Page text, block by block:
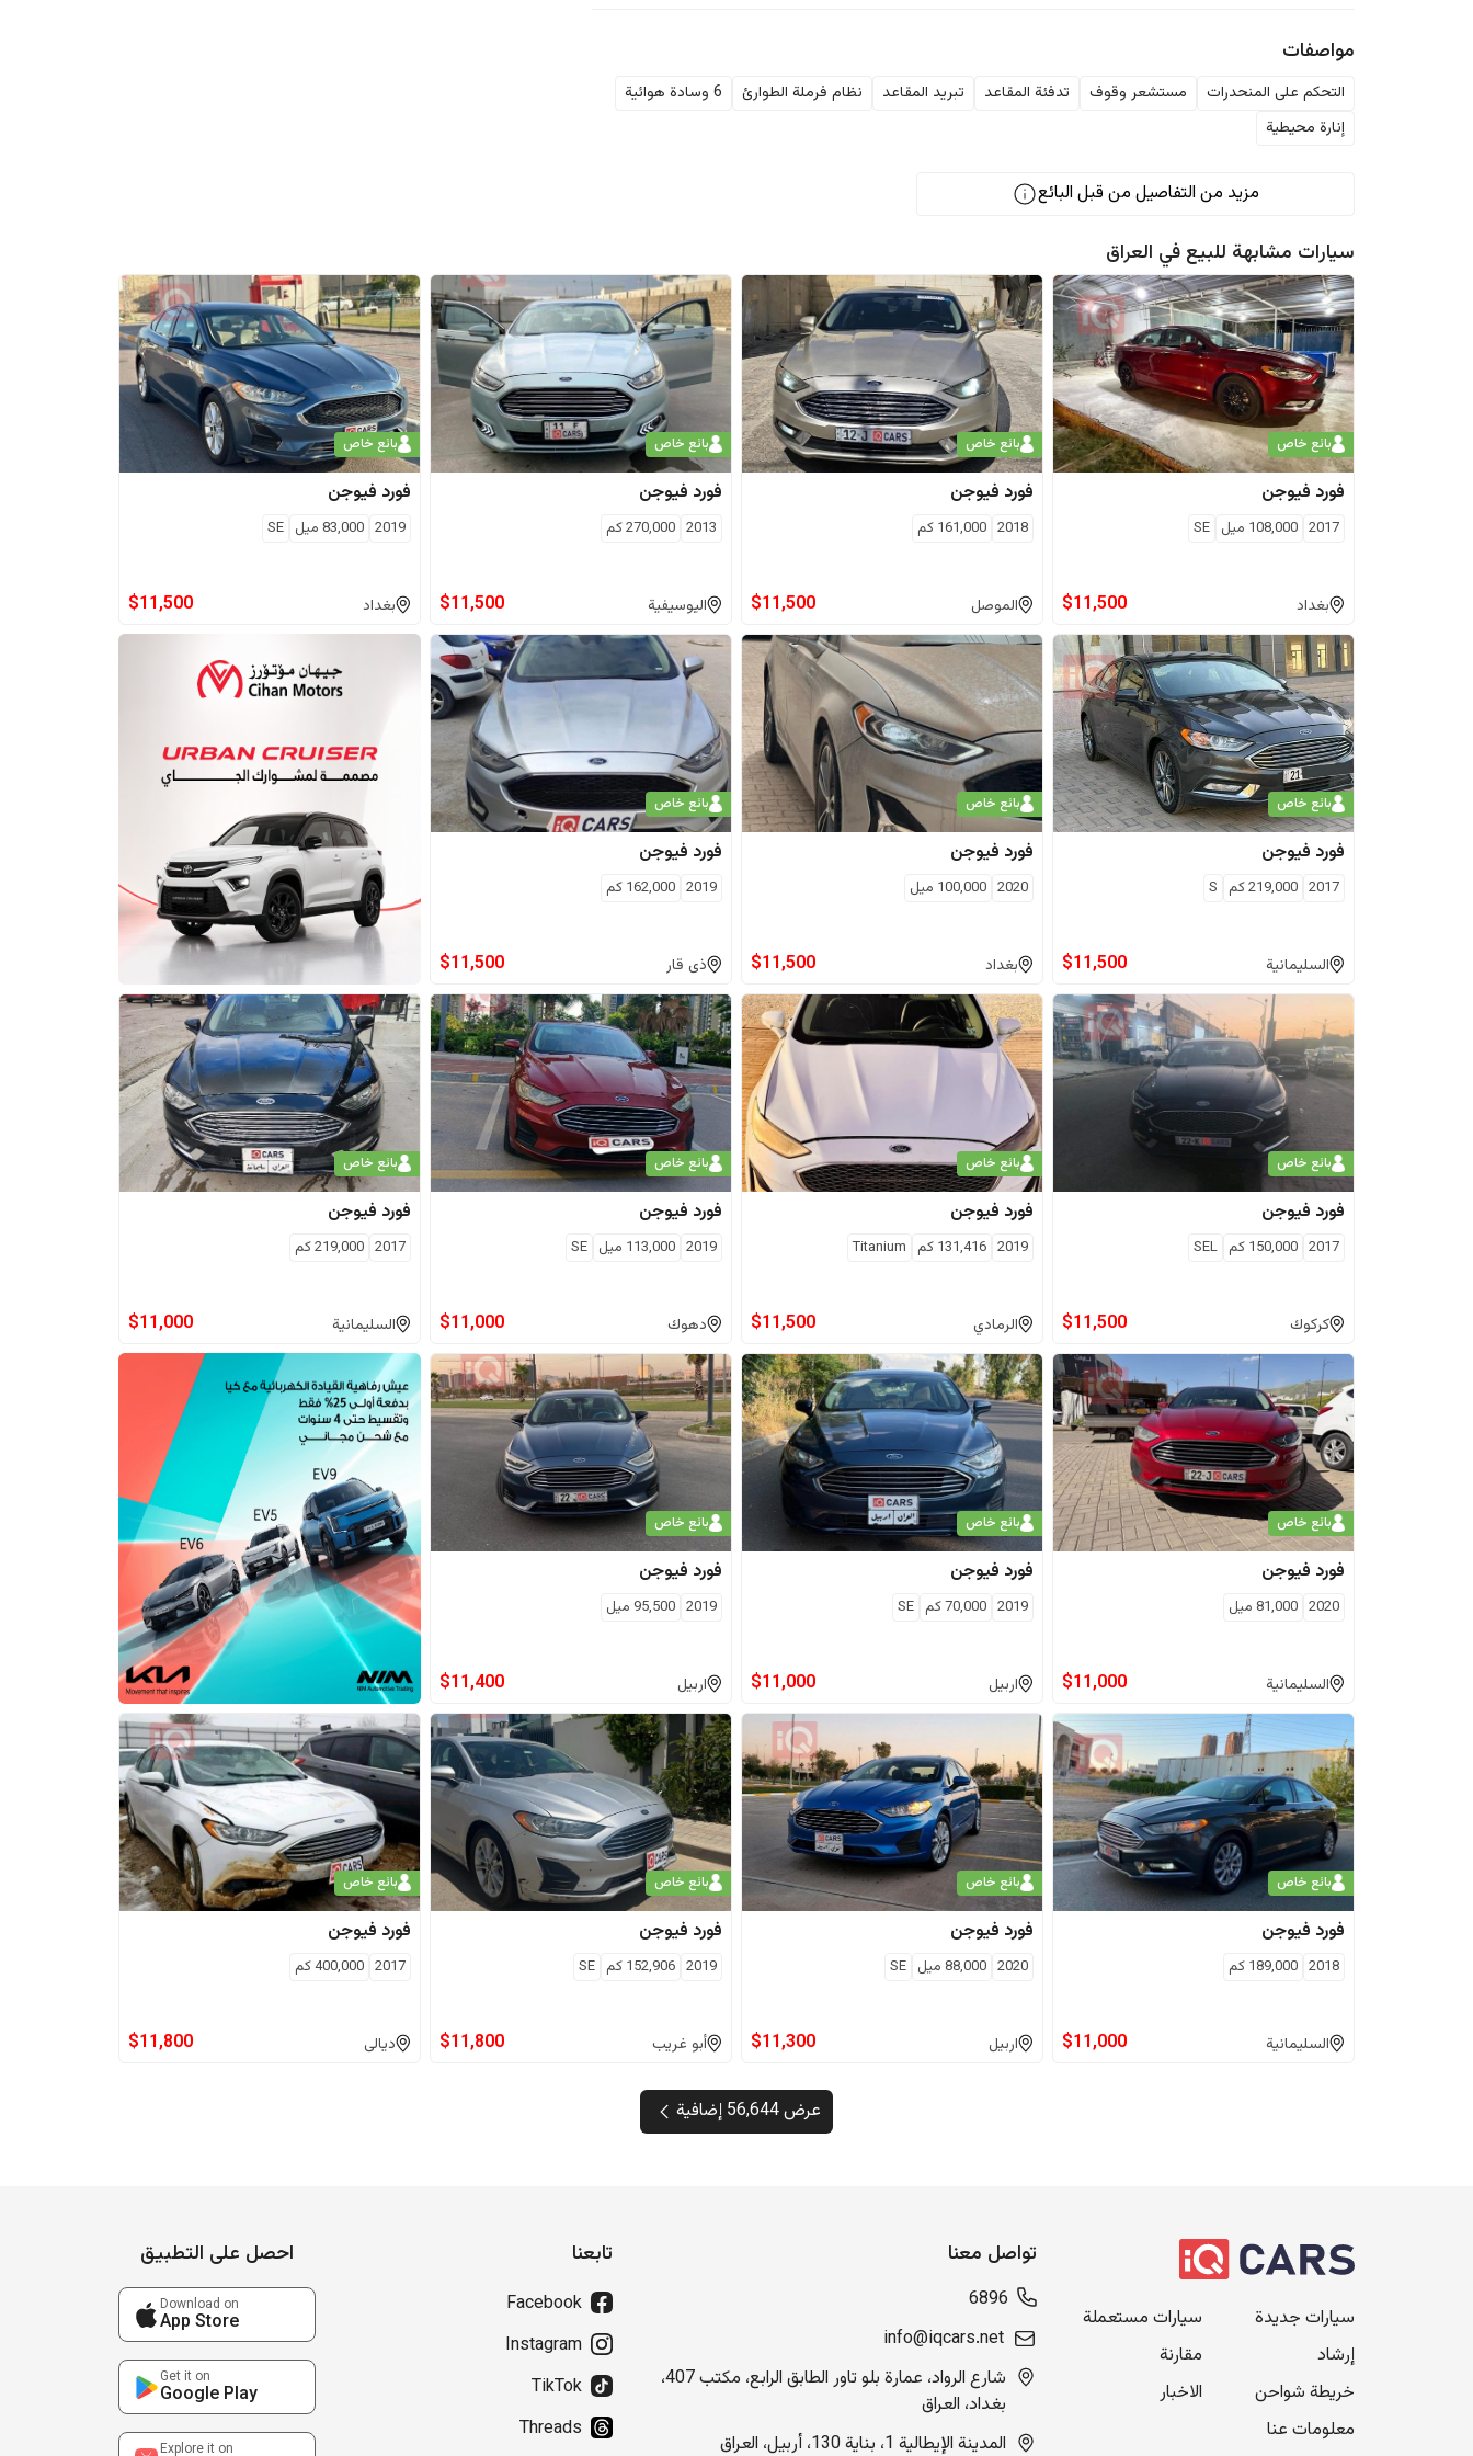
مواصفات
التحكم على المنحدرات مستشعر وقوف تدفئة المقاعد تبريد المقاعد نظام فرملة الطوارئ
6 وسادة هوائية
إنارة محيطية
مزيد من التفاصيل من قبل البائع
سيارات مشابهة للبيع في العراق
بائع خاص
فورد فيوجن
2017
108,000 ميل SE
بغداد $11,500
بائع خاص
فورد فيوجن
2018
161,000 كم
الموصل $11,500
بائع خاص
فورد فيوجن
2013
270,000كم
اليوسيفية $11,500
بائع خاص
فورد فيوجن
2019
83,000 ميل SE
بغداد $11,500
بائع خاص
فورد فيوجن
2017
219,000كم S
السليمانية $11,500
بائع خاص
فورد فيوجن
2020
100,000 ميل
بغداد $11,500
بائع خاص
فورد فيوجن
2019
162,000 كم
ذى قار $11,500
بائع خاص
فورد فيوجن
2017
150,000 كم SEL
كركوك $11,500
بائع خاص
فورد فيوجن
2019
131,416 كم Titanium
الرمادي $11,500
بائع خاص
فورد فيوجن
2019
113,000 ميل SE
دهوك $11,000
بائع خاص
فورد فيوجن
2017
219,000كم
السليمانية $11,000
بائع خاص
فورد فيوجن
2020
81,000 ميل
السليمانية $11,000
بائع خاص
فورد فيوجن
2019
70,000كم SE
اربيل $11,000
بائع خاص
فورد فيوجن
2019
95,500 ميل
اربيل $11,400
بائع خاص
فورد فيوجن
2018
189,000 كم
السليمانية $11,000
بائع خاص
فورد فيوجن
2020
88,000 ميل SE
اربيل $11,300
بائع خاص
فورد فيوجن
2019
152,906 كم SE
أبو غريب $11,800
بائع خاص
فورد فيوجن
2017
400,000كم
ديالى $11,800
عرض 56,644 إضافية
سيارات جديدة
سيارات مستعملة
إرشاد
مقارنة
خريطة شواحن
الاخبار
معلومات عنا
تواصل معنا
6896
info@iqcars.net
شارع الرواد، عمارة بلو تاور الطابق الرابع، مكتب 407،
بغداد، العراق
المدينة الإيطالية 1، بناية 130، أربيل، العراق
تابعنا
Facebook
Instagram
TikTok
Threads
احصل على التطبيق
Download on
App Store
Get it on
Google Play
Explore it on